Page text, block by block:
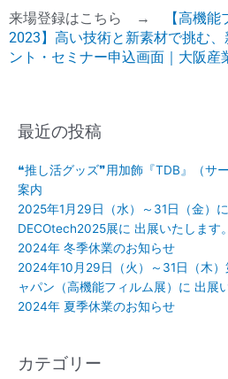
来場登録はこちら →
【高機
2023】高い技術と新素材で挑む
ント・セミナー申込画面｜大阪産
最近の投稿
❝推し活グッズ❞用加飾『TDB』（サ
案内
2025年1月29日（水）～31日（金）
DECOtech2025展に 出展いたします。
2024年 冬季休業のお知らせ
2024年10月29日（火）～31日（木
ャパン（高機能フィルム展）に 出展
2024年 夏季休業のお知らせ
カテゴリー